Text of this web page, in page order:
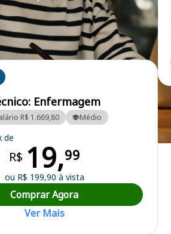
Enfermagem
R$ 1.669,80 Médio
de
R$ 19,99
ou R$ 199,90 à vista
Comprar Agora
Ver Mais